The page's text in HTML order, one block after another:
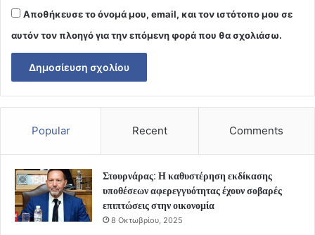
Αποθήκευσε το όνομά μου, email, και τον ιστότοπο μου σε
αυτόν τον πλοηγό για την επόμενη φορά που θα σχολιάσω.
Popular Recent Comments
Στουρνάρας: Η καθυστέρηση εκδίκασης
υποθέσεων αφερεγγυότητας έχουν σοβαρές
επιπτώσεις στην οικονομία
8 Οκτωβρίου, 2025